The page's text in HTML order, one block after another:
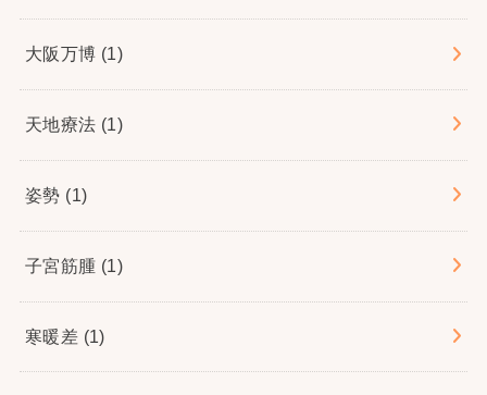
大阪万博 (1)
天地療法 (1)
姿勢 (1)
子宮筋腫 (1)
寒暖差 (1)